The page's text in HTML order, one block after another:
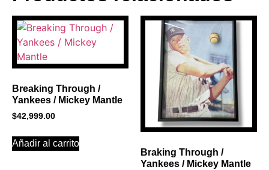
BANNER CON
PROMOCIONES 1
Breaking Through /
Yankees / Mickey Mantle
$42,999.00
Añadir al carrito
Braking Through /
Yankees / Mickey Mantle